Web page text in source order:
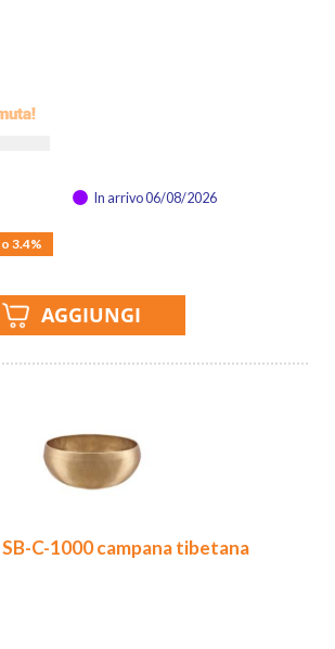
In arrivo 06/08/2026
3.4%
C-1000 campana tibetana